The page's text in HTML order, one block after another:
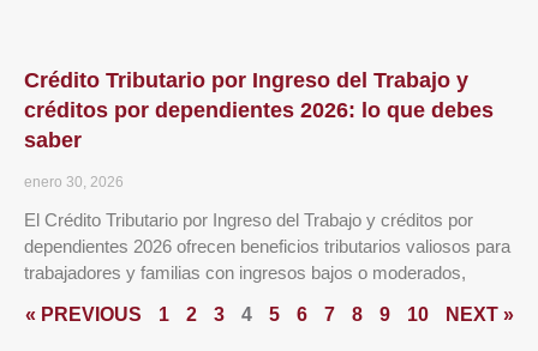
Crédito Tributario por Ingreso del Trabajo y
créditos por dependientes 2026: lo que debes
saber
enero 30, 2026
El Crédito Tributario por Ingreso del Trabajo y créditos por
dependientes 2026 ofrecen beneficios tributarios valiosos para
trabajadores y familias con ingresos bajos o moderados,
« PREVIOUS 1 2 3 4 5 6 7 8 9 10 NEXT »